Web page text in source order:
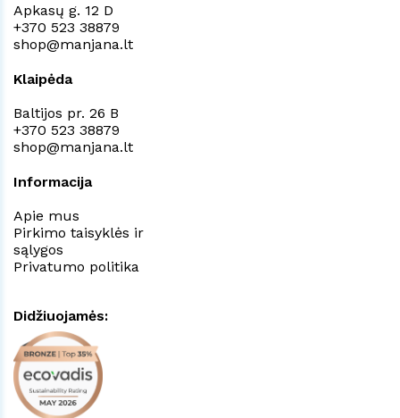
Apkasų g. 12 D
+370 523 38879
shop@manjana.lt
Klaipėda
Baltijos pr. 26 B
+370 523 38879
shop@manjana.lt
Informacija
Apie mus
Pirkimo taisyklės ir
sąlygos
Privatumo politika
Didžiuojamės: